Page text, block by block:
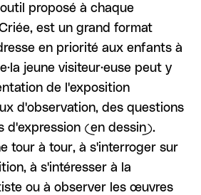
proposé à chaque
est un grand format
en priorité aux enfants à
jeune visiteur·euse peut y
de l'exposition
d'observation, des questions
d'expression (en dessin).
tour à tour, à s'interroger sur
à s'intéresser à la
ou à observer les œuvres